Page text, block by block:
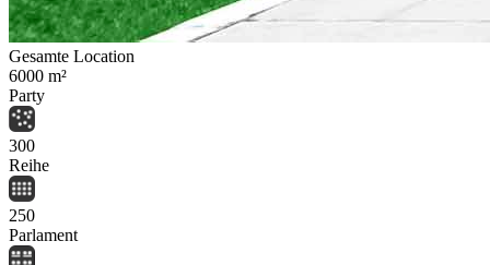
Gesamte Location
6000 m²
Party
300
Reihe
250
Parlament